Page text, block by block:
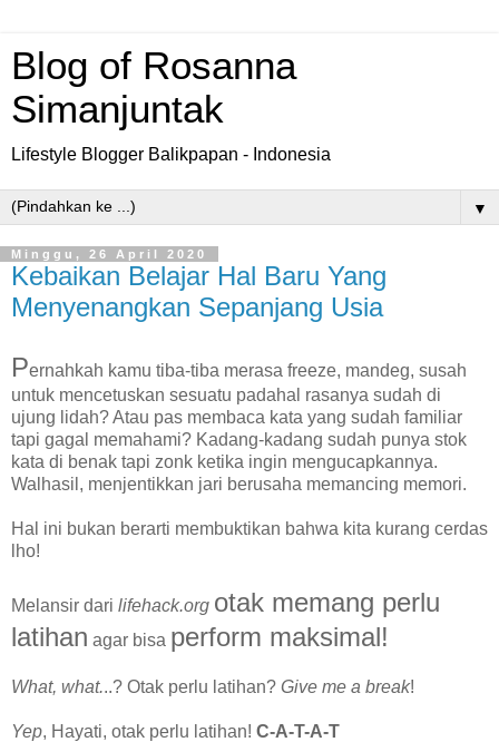
Blog of Rosanna
Simanjuntak
Lifestyle Blogger Balikpapan - Indonesia
▼
Minggu, 26 April 2020
Kebaikan Belajar Hal Baru Yang
Menyenangkan Sepanjang Usia
Pernahkah kamu tiba-tiba merasa freeze, mandeg, susah
untuk mencetuskan sesuatu padahal rasanya sudah di
ujung lidah? Atau pas membaca kata yang sudah familiar
tapi gagal memahami? Kadang-kadang sudah punya stok
kata di benak tapi zonk ketika ingin mengucapkannya.
Walhasil, menjentikkan jari berusaha memancing memori.
Hal ini bukan berarti membuktikan bahwa kita kurang cerdas
lho!
Melansir dari lifehack.org otak memang perlu
latihan agar bisa perform maksimal!
What, what...? Otak perlu latihan? Give me a break!
Yep, Hayati, otak perlu latihan! C-A-T-A-T